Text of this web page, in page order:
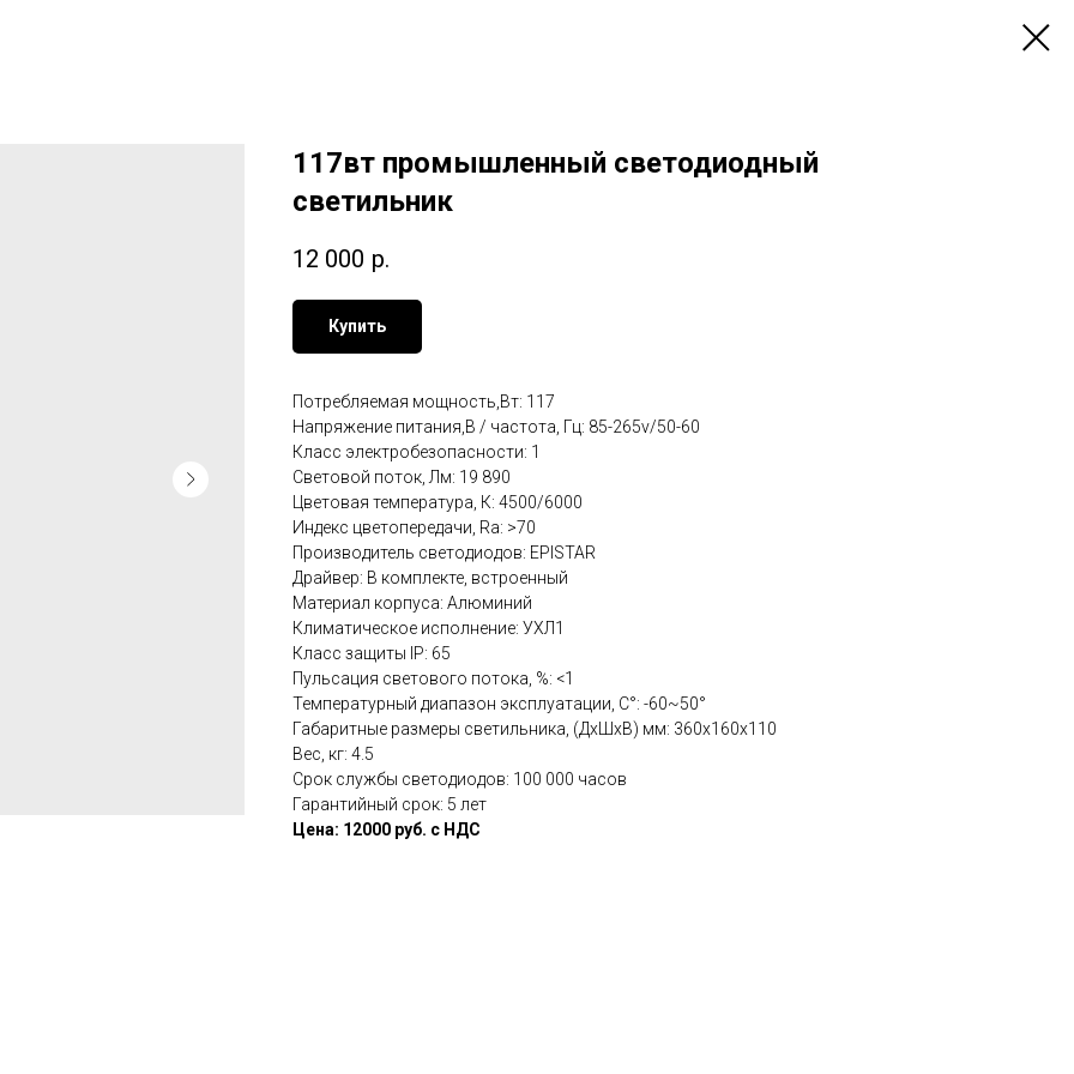
117вт промышленный светодиодный
светильник
12 000 р.
Купить
Потребляемая мощность,Вт: 117
Напряжение питания,В / частота, Гц: 85-265v/50-60
Класс электробезопасности: 1
Световой поток, Лм: 19 890
Цветовая температура, К: 4500/6000
Индекс цветопередачи, Ra: >70
Производитель светодиодов: EPISTAR
Драйвер: В комплекте, встроенный
Материал корпуса: Алюминий
Климатическое исполнение: УХЛ1
Класс защиты IP: 65
Пульсация светового потока, %: <1
Температурный диапазон эксплуатации, С°: -60~50°
Габаритные размеры светильника, (ДхШхВ) мм: 360x160x110
Вес, кг: 4.5
Срок службы светодиодов: 100 000 часов
Гарантийный срок: 5 лет
Цена: 12000 руб. с НДС